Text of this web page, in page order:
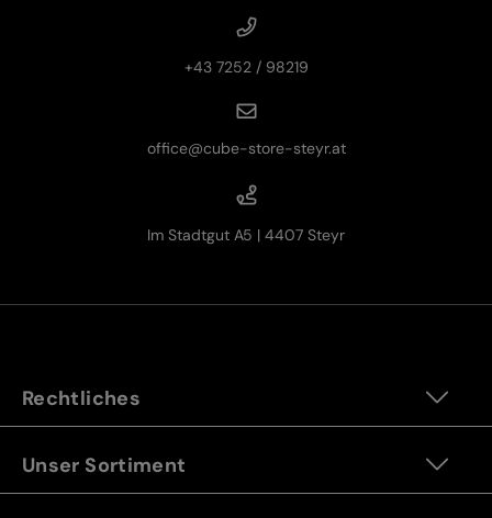
+43 7252 / 98219
office@cube-store-steyr.at
Im Stadtgut A5 | 4407 Steyr
Rechtliches
Unser Sortiment